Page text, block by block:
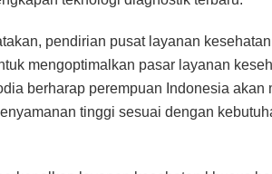
pendirian pusat layanan
mengoptimalkan pasar layanan
berharap perempuan Indonesia akan
tinggi sesuai dengan